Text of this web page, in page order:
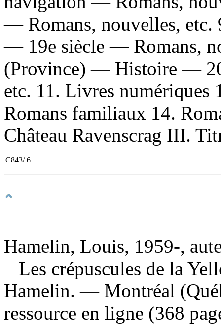
— Romans, nouvelles,
— 19e siècle — Romans,
(Province) — Histoire —
etc. 11. Livres numériques
Romans familiaux 14.
Château Ravenscrag III.
C843/.6
Hamelin, Louis, 1959-,
Les crépuscules de la
Hamelin. — Montréal
ressource en ligne (368